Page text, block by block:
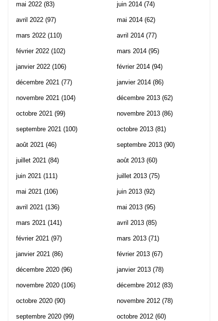
mai 2022 (83)
avril 2022 (97)
mars 2022 (110)
février 2022 (102)
janvier 2022 (106)
décembre 2021 (77)
novembre 2021 (104)
octobre 2021 (99)
septembre 2021 (100)
août 2021 (46)
juillet 2021 (84)
juin 2021 (111)
mai 2021 (106)
avril 2021 (136)
mars 2021 (141)
février 2021 (97)
janvier 2021 (86)
décembre 2020 (96)
novembre 2020 (106)
octobre 2020 (90)
septembre 2020 (99)
juin 2014 (74)
mai 2014 (62)
avril 2014 (77)
mars 2014 (95)
février 2014 (94)
janvier 2014 (86)
décembre 2013 (62)
novembre 2013 (86)
octobre 2013 (81)
septembre 2013 (90)
août 2013 (60)
juillet 2013 (75)
juin 2013 (92)
mai 2013 (95)
avril 2013 (85)
mars 2013 (71)
février 2013 (67)
janvier 2013 (78)
décembre 2012 (83)
novembre 2012 (78)
octobre 2012 (60)